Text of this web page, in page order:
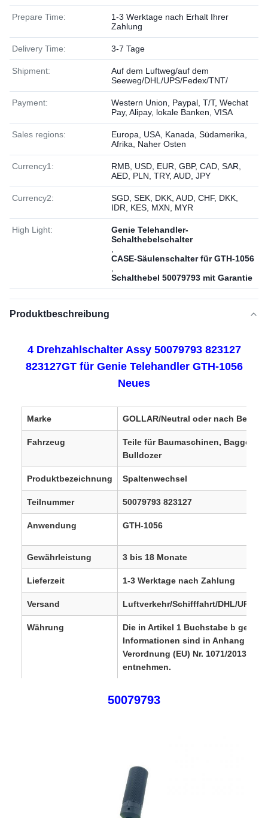
Prepare Time:
1-3 Werktage nach Erhalt Ihrer
Zahlung
Delivery Time: 3-7 Tage
Shipment:
Auf dem Luftweg/auf dem
Seeweg/DHL/UPS/Fedex/TNT/
Payment:
Western Union, Paypal, T/T, Wechat
Pay, Alipay, lokale Banken, VISA
Sales regions:
Europa, USA, Kanada, Südamerika,
Afrika, Naher Osten
Currency1:
RMB, USD, EUR, GBP, CAD, SAR,
AED, PLN, TRY, AUD, JPY
Currency2:
SGD, SEK, DKK, AUD, CHF, DKK,
IDR, KES, MXN, MYR
High Light:
Genie Telehandler-
Schalthebelschalter
CASE-Säulenschalter für GTH-1056
Schalthebel 50079793 mit Garantie
Produktbeschreibung
4 Drehzahlschalter Assy 50079793 823127
823127GT für Genie Telehandler GTH-1056
Neues
Marke GOLLAR/Neutral oder nach Bedarf
Fahrzeug
Teile für Baumaschinen, Bagger
Bulldozer
Produktbezeichnung Spaltenwechsel
Teilnummer 50079793 823127
Anwendung GTH-1056
Gewährleistung 3 bis 18 Monate
Lieferzeit 1-3 Werktage nach Zahlung
Versand Luftverkehr/Schifffahrt/DHL/UPS/
Währung
Die in Artikel 1 Buchstabe b
Informationen sind in Anhang I der
Verordnung (EU) Nr. 1071/2013 zu
entnehmen.
KES, MXN, MYR
50079793